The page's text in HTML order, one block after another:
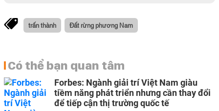
trấn thành Đất rừng phương Nam
Có thể bạn quan tâm
Forbes: Ngành giải trí Việt Nam giàu
tiềm năng phát triển nhưng cần thay đổi
để tiếp cận thị trường quốc tế